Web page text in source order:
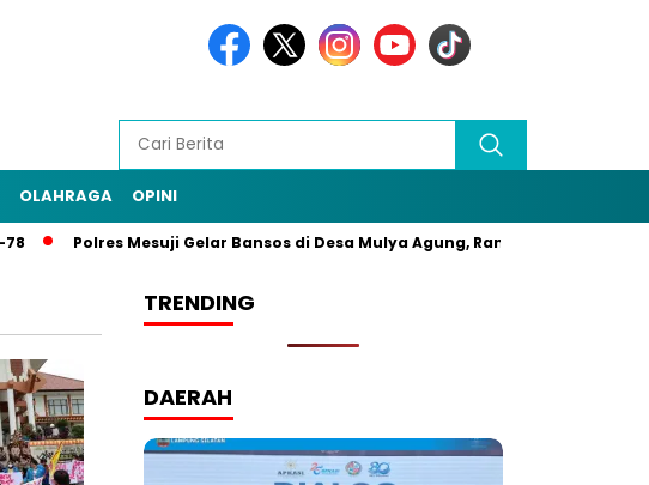
OLAHRAGA OPINI
Polres Mesuji Gelar Bansos di Desa Mulya Agung, Rangkaian HUT
TRENDING
DAERAH